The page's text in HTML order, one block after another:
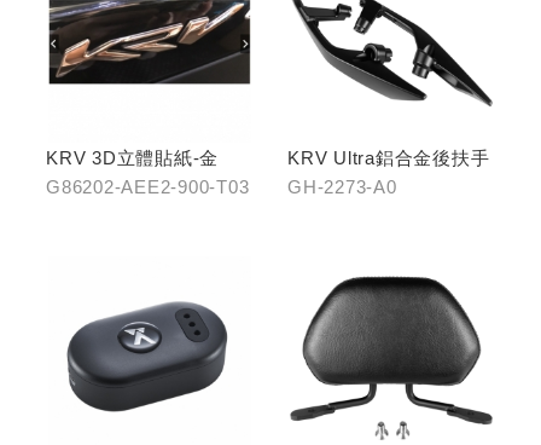
KRV 3D立體貼紙-金
G86202-AEE2-900-T03
KRV Ultra鋁合金後扶手
GH-2273-A0